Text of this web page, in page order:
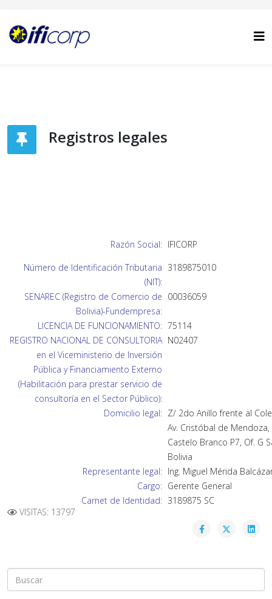
Registros legales
Razón Social: IFICORP
Número de Identificación Tributaria
(NIT):
3189875010
SENAREC (Registro de Comercio de
Bolivia)-Fundempresa:
00036059
LICENCIA DE FUNCIONAMIENTO: 75114
REGISTRO NACIONAL DE CONSULTORIA
en el Viceministerio de Inversión
Pública y Financiamiento Externo
(Habilitación para prestar servicio de
consultoría en el Sector Público):
N02407
Domicilio legal: Z/ 2do Anillo frente al
Av. Cristóbal de Mendoza,
Castelo Branco P7, Of. G
Bolivia
Representante legal: Ing. Miguel Mérida
Cargo: Gerente General
Carnet de Identidad: 3189875 SC
VISITAS: 13797